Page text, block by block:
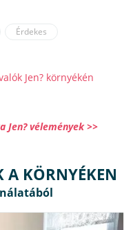
Érdekes
Jen? környékén
Jen? vélemények >>
A KÖRNYÉKEN